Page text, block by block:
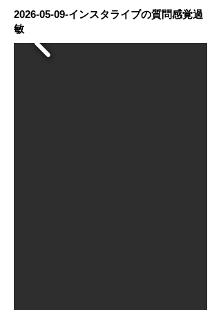
2026-05-09-インスタライブの質問感覚過
敏